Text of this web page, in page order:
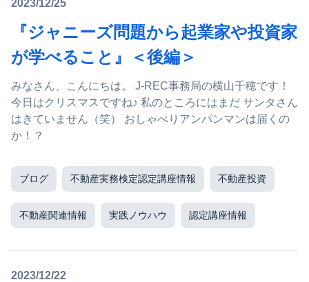
2023/12/25
『ジャニーズ問題から起業家や投資家
が学べること』＜後編＞
みなさん、こんにちは。 J-REC事務局の横山千穂です！
今日はクリスマスですね♪ 私のところにはまだ サンタさん
はきていません（笑） おしゃべりアンパンマンは届くの
か！？
ブログ 不動産実務検定認定講座情報 不動産投資
不動産関連情報 実践ノウハウ 認定講座情報
2023/12/22